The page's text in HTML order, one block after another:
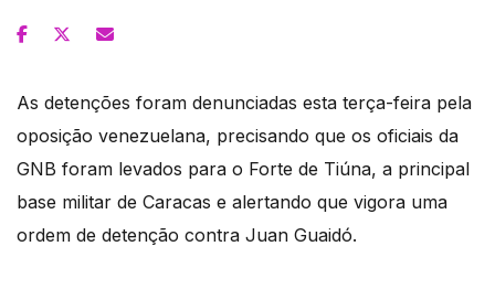
As detenções foram denunciadas esta terça-feira pela
oposição venezuelana, precisando que os oficiais da
GNB foram levados para o Forte de Tiúna, a principal
base militar de Caracas e alertando que vigora uma
ordem de detenção contra Juan Guaidó.